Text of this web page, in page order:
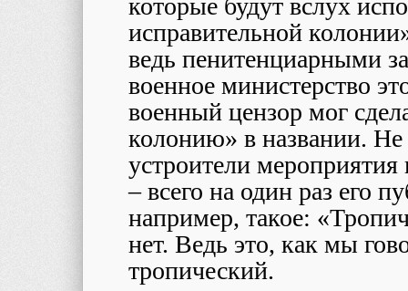
которые будут вслух
исправительной
ведь пенитенциарными
военное министерство
военный цензор мог
колонию» в названии.
устроители мероприятия
– всего на один раз его
например, такое:
нет. Ведь это, как мы
тропический.